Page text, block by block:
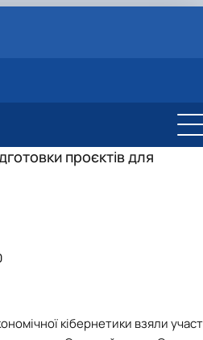
хто» з кібернетиків в НУБіП України
програми
студентів
"Економічна кібернетика"
проєктів для
кібернетики взяли